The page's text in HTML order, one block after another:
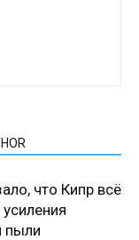
что Кипр всё
пыли